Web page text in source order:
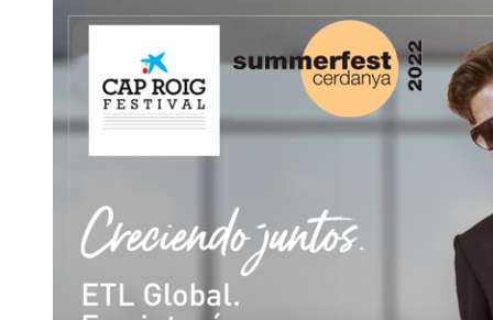
acuerdo
con
Lead
to
sus
negocios
de
consultoría